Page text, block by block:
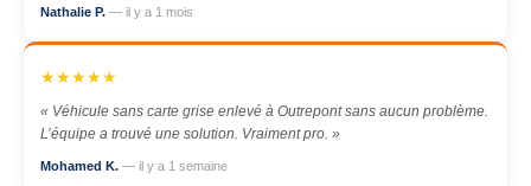
Nathalie P. — il y a 1 mois
★★★★★
« Véhicule sans carte grise enlevé à Outrepont sans aucun problème.
L’équipe a trouvé une solution. Vraiment pro. »
Mohamed K. — il y a 1 semaine